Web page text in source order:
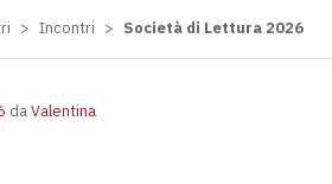
> Incontri > Società di Lettura 2026
daValentina